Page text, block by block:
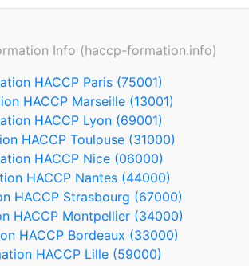
Info (haccp-formation.info)
HACCP Paris (75001)
HACCP Marseille (13001)
HACCP Lyon (69001)
HACCP Toulouse (31000)
HACCP Nice (06000)
HACCP Nantes (44000)
HACCP Strasbourg (67000)
HACCP Montpellier (34000)
HACCP Bordeaux (33000)
HACCP Lille (59000)